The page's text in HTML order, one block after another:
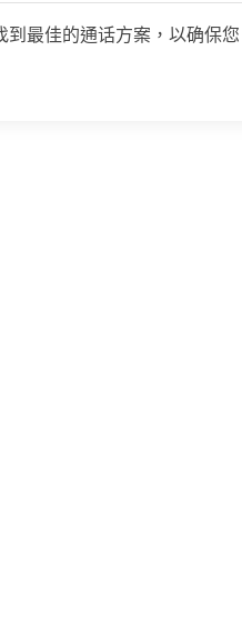
到最佳的通话方案，以确保您